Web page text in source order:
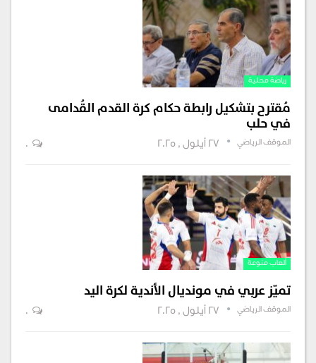
رياضة محلية
مُقترح بتشكيل رابطة حكام كرة القدم القُدامى
في حلب
الموقف الرياضي 27 أيلول , 2025 0
ألعاب منوعة
تميّز عربي في مونديال الأندية لكرة اليد
الموقف الرياضي 27 أيلول , 2025 0